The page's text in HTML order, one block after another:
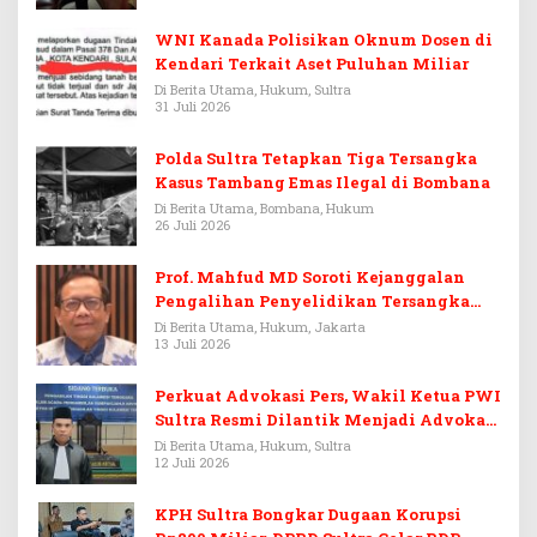
WNI Kanada Polisikan Oknum Dosen di
Kendari Terkait Aset Puluhan Miliar
Di Berita Utama, Hukum, Sultra
31 Juli 2026
Polda Sultra Tetapkan Tiga Tersangka
Kasus Tambang Emas Ilegal di Bombana
Di Berita Utama, Bombana, Hukum
26 Juli 2026
Prof. Mahfud MD Soroti Kejanggalan
Pengalihan Penyelidikan Tersangka
Febrie Adriansyah
Di Berita Utama, Hukum, Jakarta
13 Juli 2026
Perkuat Advokasi Pers, Wakil Ketua PWI
Sultra Resmi Dilantik Menjadi Advokat
PERADI
Di Berita Utama, Hukum, Sultra
12 Juli 2026
KPH Sultra Bongkar Dugaan Korupsi